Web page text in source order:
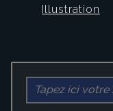
Illustration